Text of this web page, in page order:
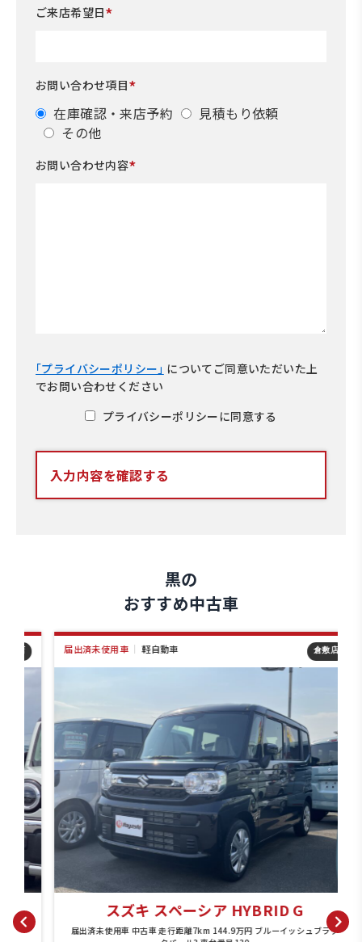
ご来店希望日*
お問い合わせ項目*
在庫確認・来店予約
見積もり依頼
その他
お問い合わせ内容*
｢プライバシーポリシー｣ について ご同意いただいた上
でお問い合わせください
プライバシーポリシーに同意する
入力内容を確認する
黒の
おすすめ中古車
届出済未使用車｜軽自動車 倉敷店
スズキ スペーシア HYBRID G
届出済未使用車 中古車 走行距離7km 144.9万円 ブルーイッシュブラッ